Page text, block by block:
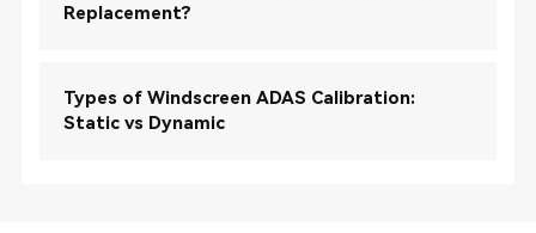
Replacement?
Types of Windscreen ADAS Calibration:
Static vs Dynamic